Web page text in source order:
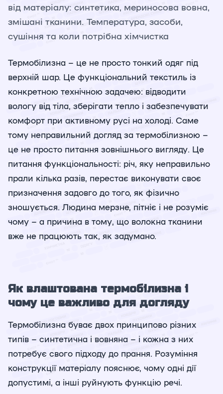
від матеріалу: синтетика, мериносова вовна,
змішані тканини. Температура, засоби,
сушіння та коли потрібна хімчистка
Термобілизна – це не просто тонкий одяг під
верхній шар. Це функціональний текстиль із
конкретною технічною задачею: відводити
вологу від тіла, зберігати тепло і забезпечувати
комфорт при активному русі на холоді. Саме
тому неправильний догляд за термобілизною –
це не просто питання зовнішнього вигляду. Це
питання функціональності: річ, яку неправильно
прали кілька разів, перестає виконувати своє
призначення задовго до того, як фізично
зношується. Людина мерзне, пітніє і не розуміє
чому – а причина в тому, що волокна тканини
вже не працюють так, як задумано.
Як влаштована термобілизна і
чому це важливо для догляду
Термобілизна буває двох принципово різних
типів – синтетична і вовняна – і кожна з них
потребує свого підходу до прання. Розуміння
конструкції матеріалу пояснює, чому одні дії
допустимі, а інші руйнують функцію речі.